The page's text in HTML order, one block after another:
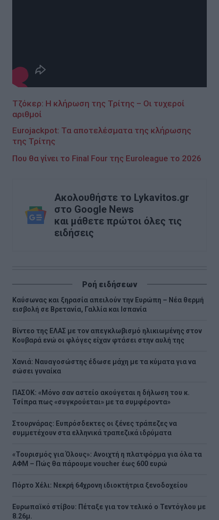
Τζόκερ: H κλήρωση της Τρίτης – Οι τυχεροί
αριθμοί
Eurojackpot: Τα αποτελέσματα της κλήρωσης
της Τρίτης
Που θα γίνει το Final Four της Euroleague το 2026
Ακολουθήστε το Lykavitos.gr
στο Google News
και μάθετε πρώτοι όλες τις
ειδήσεις
Ροή ειδήσεων
Καύσωνας και ξηρασία απειλούν την Ευρώπη – Νέα θερμή
εισβολή σε Βρετανία, Γαλλία και Ισπανία
Βίντεο της ΕΛΑΣ με τον απεγκλωβισμό ηλικιωμένης στον
Κουβαρά ενώ οι φλόγες είχαν φτάσει στην αυλή της
Χανιά: Ναυαγοσώστης έδωσε μάχη με τα κύματα για να
σώσει γυναίκα
ΠΑΣΟΚ: «Μόνο σαν αστείο ακούγεται η δήλωση του κ.
Τσίπρα πως «συγκρούεται» με τα συμφέροντα»
Στουρνάρας: Ευπρόσδεκτες οι ξένες τράπεζες να
συμμετέχουν στα ελληνικά τραπεζικά ιδρύματα
«Τουρισμός για Όλους»: Ανοιχτή η πλατφόρμα για όλα τα
ΑΦΜ – Πώς θα πάρουμε voucher έως 600 ευρώ
Πόρτο Χέλι: Νεκρή 64χρονη ιδιοκτήτρια ξενοδοχείου
Ευρωπαϊκό στίβου: Πέταξε για τον τελικό ο Τεντόγλου με
8.26μ.